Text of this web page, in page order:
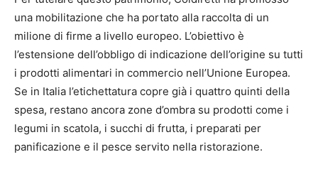
una mobilitazione che ha portato alla raccolta di un
milione di firme a livello europeo. L’obiettivo è
l’estensione dell’obbligo di indicazione dell’origine su tutti
i prodotti alimentari in commercio nell’Unione Europea.
Se in Italia l’etichettatura copre già i quattro quinti della
spesa, restano ancora zone d’ombra su prodotti come i
legumi in scatola, i succhi di frutta, i preparati per
panificazione e il pesce servito nella ristorazione.